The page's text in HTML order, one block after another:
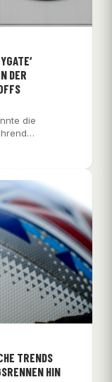
DER
die
den Play-offs
TRENDS
HIN